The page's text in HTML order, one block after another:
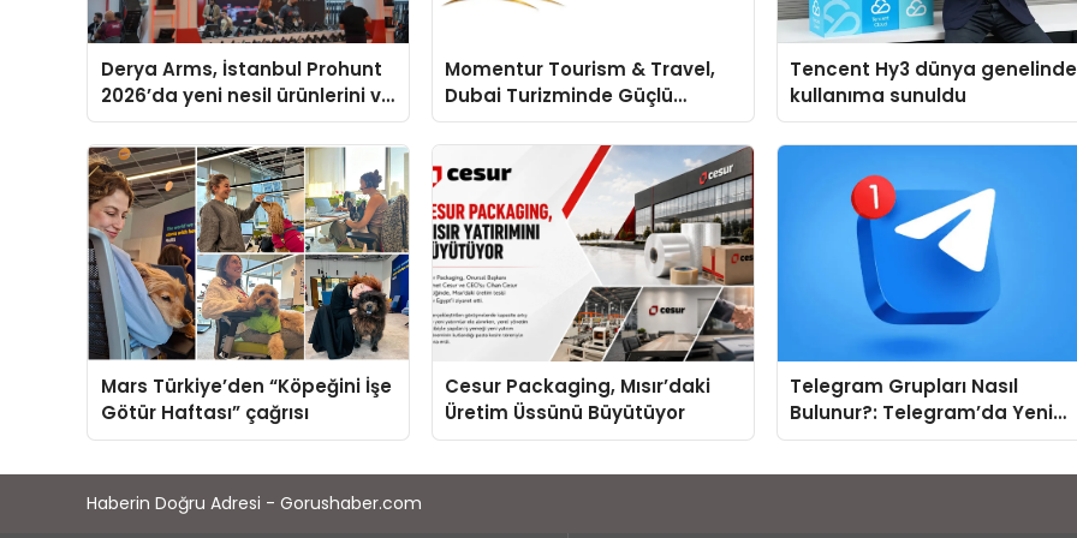
Derya Arms, İstanbul Prohunt
2026’da yeni nesil ürünlerini ve
global marka vizyonunu
sergiledi
Momentur Tourism & Travel,
Dubai Turizminde Güçlü
Operasyon Ağıyla Fark
Yaratıyor
Tencent Hy3 dünya genelinde
kullanıma sunuldu
Mars Türkiye’den “Köpeğini İşe
Götür Haftası” çağrısı
Cesur Packaging, Mısır’daki
Üretim Üssünü Büyütüyor
Telegram Grupları Nasıl
Bulunur?: Telegram’da Yeni
İnsanlarla Tanışmanın
Haberin Doğru Adresi - Gorushaber.com